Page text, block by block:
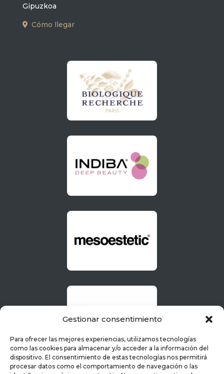
Gestionar consentimiento
Para ofrecer las mejores experiencias, utilizamos tecnologías
como las cookies para almacenar y/o acceder a la información del
dispositivo. El consentimiento de estas tecnologías nos permitirá
procesar datos como el comportamiento de navegación o las
Gipuzkoa
Cómo llegar